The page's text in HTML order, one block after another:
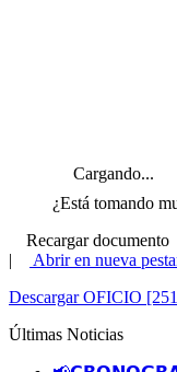
Cargando...
¿Está tomando
Recargar documento
|
Abrir en nueva
Descargar OFICIO
Últimas Noticias